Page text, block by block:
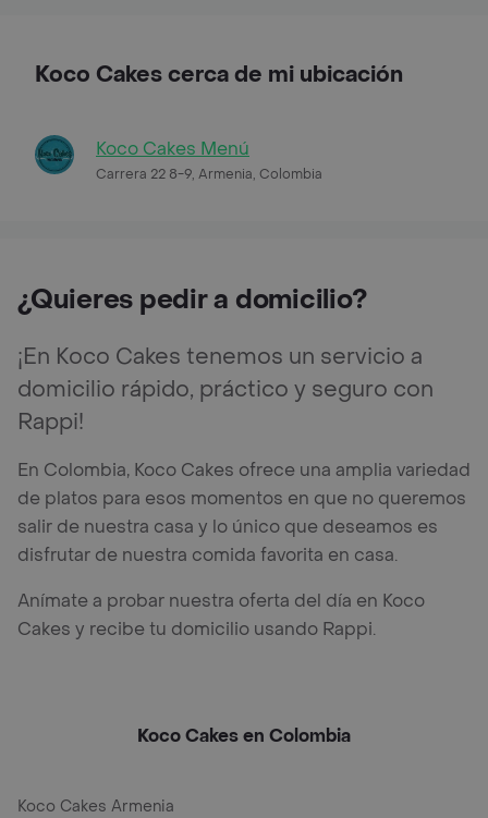
Koco Cakes cerca de mi ubicación
Koco Cakes Menú
Carrera 22 8-9, Armenia, Colombia
¿Quieres pedir a domicilio?
¡En Koco Cakes tenemos un servicio a
domicilio rápido, práctico y seguro con
Rappi!
En Colombia, Koco Cakes ofrece una amplia variedad
de platos para esos momentos en que no queremos
salir de nuestra casa y lo único que deseamos es
disfrutar de nuestra comida favorita en casa.
Anímate a probar nuestra oferta del día en Koco
Cakes y recibe tu domicilio usando Rappi.
Koco Cakes en Colombia
Koco Cakes Armenia